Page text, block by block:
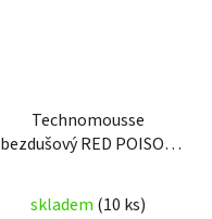
Technomousse
bezdušový RED POISON
skladem (10 ks)